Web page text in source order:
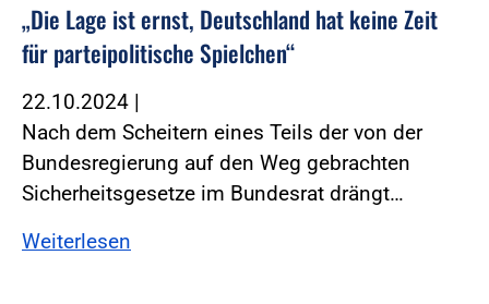
„Die Lage ist ernst, Deutschland hat keine Zeit
für parteipolitische Spielchen“
22.10.2024 |
Nach dem Scheitern eines Teils der von der
Bundesregierung auf den Weg gebrachten
Sicherheitsgesetze im Bundesrat drängt…
Weiterlesen